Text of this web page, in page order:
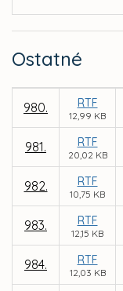
Ostatné
980. RTF
12,99 KB
981. RTF
20,02 KB
982. RTF
10,75 KB
983. RTF
12,15 KB
984. RTF
12,03 KB